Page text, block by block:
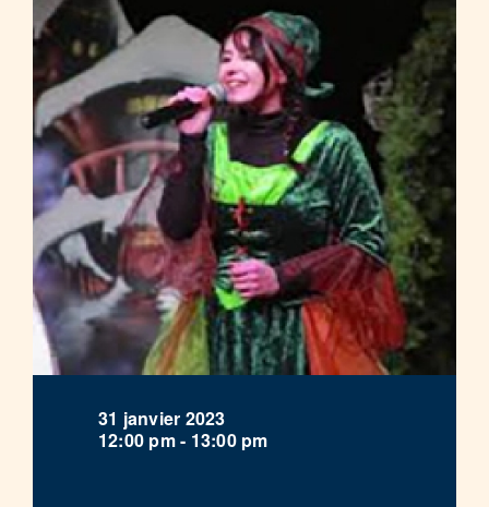
31 janvier 2023
12:00 pm - 13:00 pm